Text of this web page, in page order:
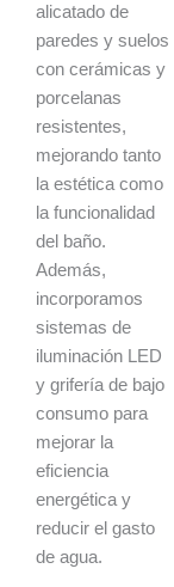
alicatado de
paredes y suelos
con cerámicas y
porcelanas
resistentes,
mejorando tanto
la estética como
la funcionalidad
del baño.
Además,
incorporamos
sistemas de
iluminación LED
y grifería de bajo
consumo para
mejorar la
eficiencia
energética y
reducir el gasto
de agua.